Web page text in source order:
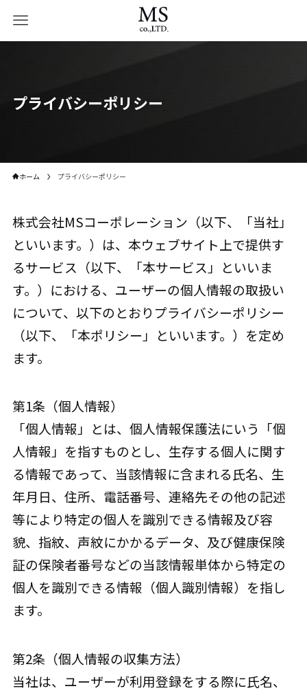
プライバシーポリシー
ホーム プライバシーポリシー
株式会社MSコーポレーション（以下、「当社」
といいます。）は、本ウェブサイト上で提供す
るサービス（以下、「本サービス」といいま
す。）における、ユーザーの個人情報の取扱い
について、以下のとおりプライバシーポリシー
（以下、「本ポリシー」といいます。）を定め
ます。
第1条（個人情報）
「個人情報」とは、個人情報保護法にいう「個
人情報」を指すものとし、生存する個人に関す
る情報であって、当該情報に含まれる氏名、生
年月日、住所、電話番号、連絡先その他の記述
等により特定の個人を識別できる情報及び容
貌、指紋、声紋にかかるデータ、及び健康保険
証の保険者番号などの当該情報単体から特定の
個人を識別できる情報（個人識別情報）を指し
ます。
第2条（個人情報の収集方法）
当社は、ユーザーが利用登録をする際に氏名、